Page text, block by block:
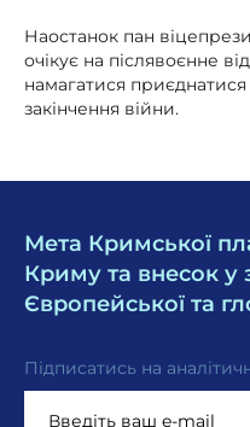
Наостанок пан
очікує на післявоєнне
намагатися
закінчення війни.
Мета Кримської
Криму та внесок у
Європейської та
Підписатись на